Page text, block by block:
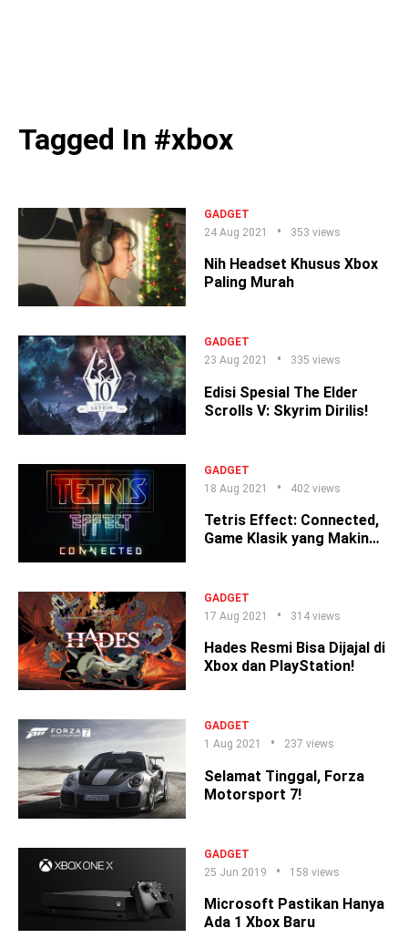
Tagged In #xbox
GADGET
24 Aug 2021
353 views
Nih Headset Khusus Xbox
Paling Murah
GADGET
23 Aug 2021
335 views
Edisi Spesial The Elder
Scrolls V: Skyrim Dirilis!
GADGET
18 Aug 2021
402 views
Tetris Effect: Connected,
Game Klasik yang Makin
GADGET
17 Aug 2021
314 views
Hades Resmi Bisa Dijajal di
Xbox dan PlayStation!
GADGET
1 Aug 2021
237 views
Selamat Tinggal, Forza
Motorsport 7!
GADGET
25 Jun 2019
158 views
Microsoft Pastikan Hanya
Ada 1 Xbox Baru